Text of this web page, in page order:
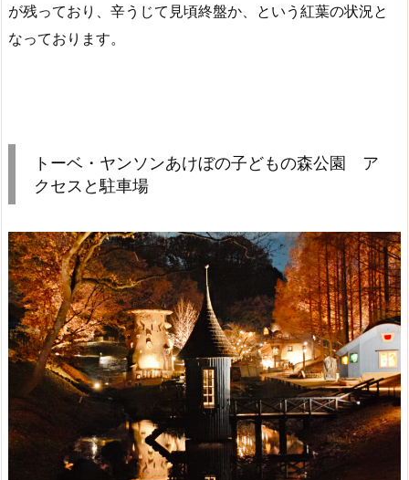
が残っており、辛うじて見頃終盤か、という紅葉の状況と
なっております。
トーベ・ヤンソンあけぼの子どもの森公園 ア
クセスと駐車場